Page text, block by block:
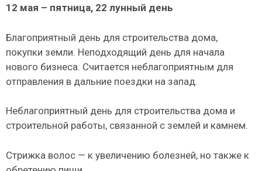
12 мая – пятница, 22 лунный день
Благоприятный день для строительства дома,
покупки земли. Неподходящий день для начала
нового бизнеса. Считается неблагоприятным для
отправления в дальние поездки на запад.
Неблагоприятный день для строительства дома и
строительной работы, связанной с землей и камнем.
Стрижка волос — к увеличению болезней, но также к